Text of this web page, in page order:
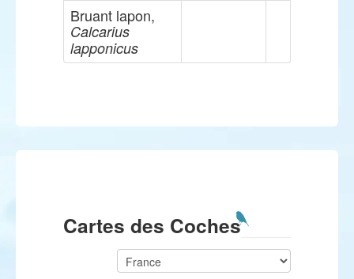
Bruant lapon,
Calcarius
lapponicus
Cartes des Coches